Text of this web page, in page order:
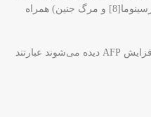
جفتی (مثل کوریوکانژیوما،[7] کوریوکارسینوما[8] و مرگ جنین) همراه
پیامدهای نامطلوب بارداری که در پی افزایش AFP دیده می‌شوند عبارتند